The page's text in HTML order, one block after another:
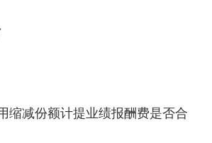
缩减份额计提业绩报酬费是否合